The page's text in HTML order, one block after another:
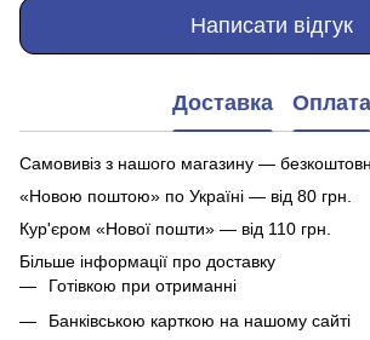
Написати відгук
Доставка Оплата
Самовивіз з нашого магазину —
«Новою поштою» по Україні — від 80 грн.
Кур'єром «Нової пошти» — від 110 грн.
Більше інформації про доставку
Готівкою при отриманні
Банківською карткою на нашому сайті